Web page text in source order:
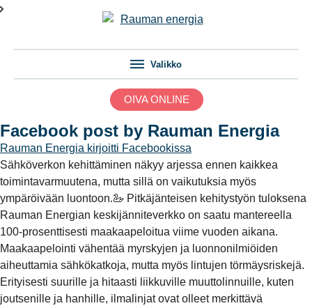
Valikko
OIVA ONLINE
Facebook post by Rauman Energia
Rauman Energia kirjoitti Facebookissa
Sähköverkon kehittäminen näkyy arjessa ennen kaikkea
toimintavarmuutena, mutta sillä on vaikutuksia myös
ympäröivään luontoon.🦢 Pitkäjänteisen kehitystyön tuloksena
Rauman Energian keskijänniteverkko on saatu mantereella
100-prosenttisesti maakaapeloitua viime vuoden aikana.
Maakaapelointi vähentää myrskyjen ja luonnonilmiöiden
aiheuttamia sähkökatkoja, mutta myös lintujen törmäysriskejä.
Erityisesti suurille ja hitaasti liikkuville muuttolinnuille, kuten
joutsenille ja hanhille, ilmalinjat ovat olleet merkittävä